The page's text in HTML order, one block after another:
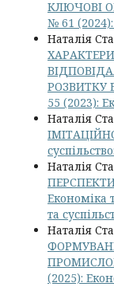
КЛЮЧОВІ
№ 61 (2024):
Наталія
РОЗВИТКУ
55 (2023):
Наталія
Наталія
Економіка
та
Наталія
(2025):